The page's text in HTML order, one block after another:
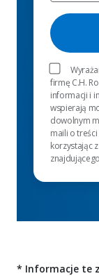
firmę C.H.
informacji i
wspierają
dowolnym
maili o
korzystając
* Informacje te